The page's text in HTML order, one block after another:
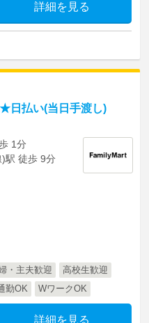
詳細を見る
日払い(当日手渡し)
1分
駅 徒歩 9分
・主夫歓迎
高校生歓迎
勤OK WワークOK
詳細を見る